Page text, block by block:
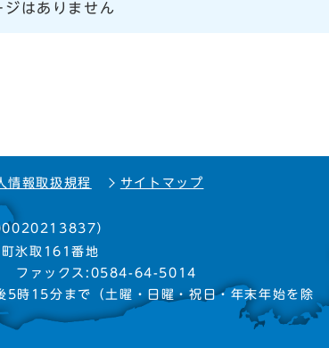
ジはありません
情報取扱規程 サイトマップ
）
氷取161番地
ファックス:0584-64-5014
5時15分まで
（土曜・日曜・祝日・年末年始を除